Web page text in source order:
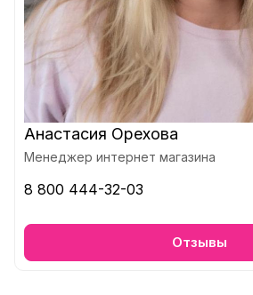
Анастасия Орехова
Менеджер интернет магазина
8 800 444-32-03
Отзывы